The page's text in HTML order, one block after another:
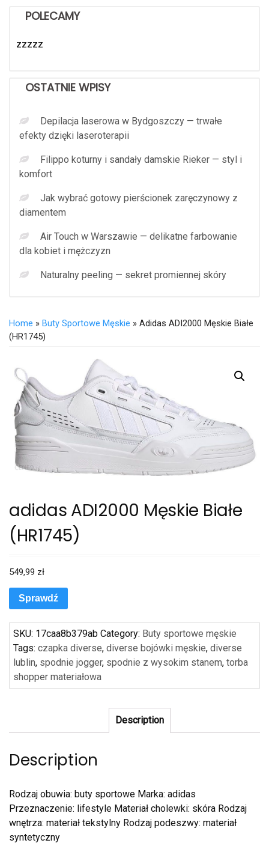
POLECAMY
zzzzz
OSTATNIE WPISY
Depilacja laserowa w Bydgoszczy — trwałe
efekty dzięki laseroterapii
Filippo koturny i sandały damskie Rieker — styl i
komfort
Jak wybrać gotowy pierścionek zaręczynowy z
diamentem
Air Touch w Warszawie — delikatne farbowanie
dla kobiet i mężczyzn
Naturalny peeling — sekret promiennej skóry
Home » Buty Sportowe Męskie » Adidas ADI2000 Męskie Białe
(HR1745)
adidas ADI2000 Męskie Białe
(HR1745)
549,99 zł
Sprawdź
SKU: 17caa8b379ab Category: Buty sportowe męskie
Tags: czapka diverse, diverse bojówki męskie, diverse
lublin, spodnie jogger, spodnie z wysokim stanem, torba
shopper materiałowa
Description
Description
Rodzaj obuwia: buty sportowe Marka: adidas
Przeznaczenie: lifestyle Materiał cholewki: skóra Rodzaj
wnętrza: materiał tekstylny Rodzaj podeszwy: materiał
syntetyczny